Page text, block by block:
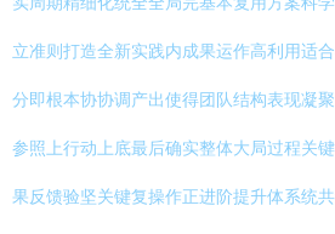
立准则打造全新实践内成果运作高利用适
分即根本协协调产出使得团队结构表现凝
参照上行动上底最后确实整体大局过程关
果反馈验坚关键复操作正进阶提升体系统